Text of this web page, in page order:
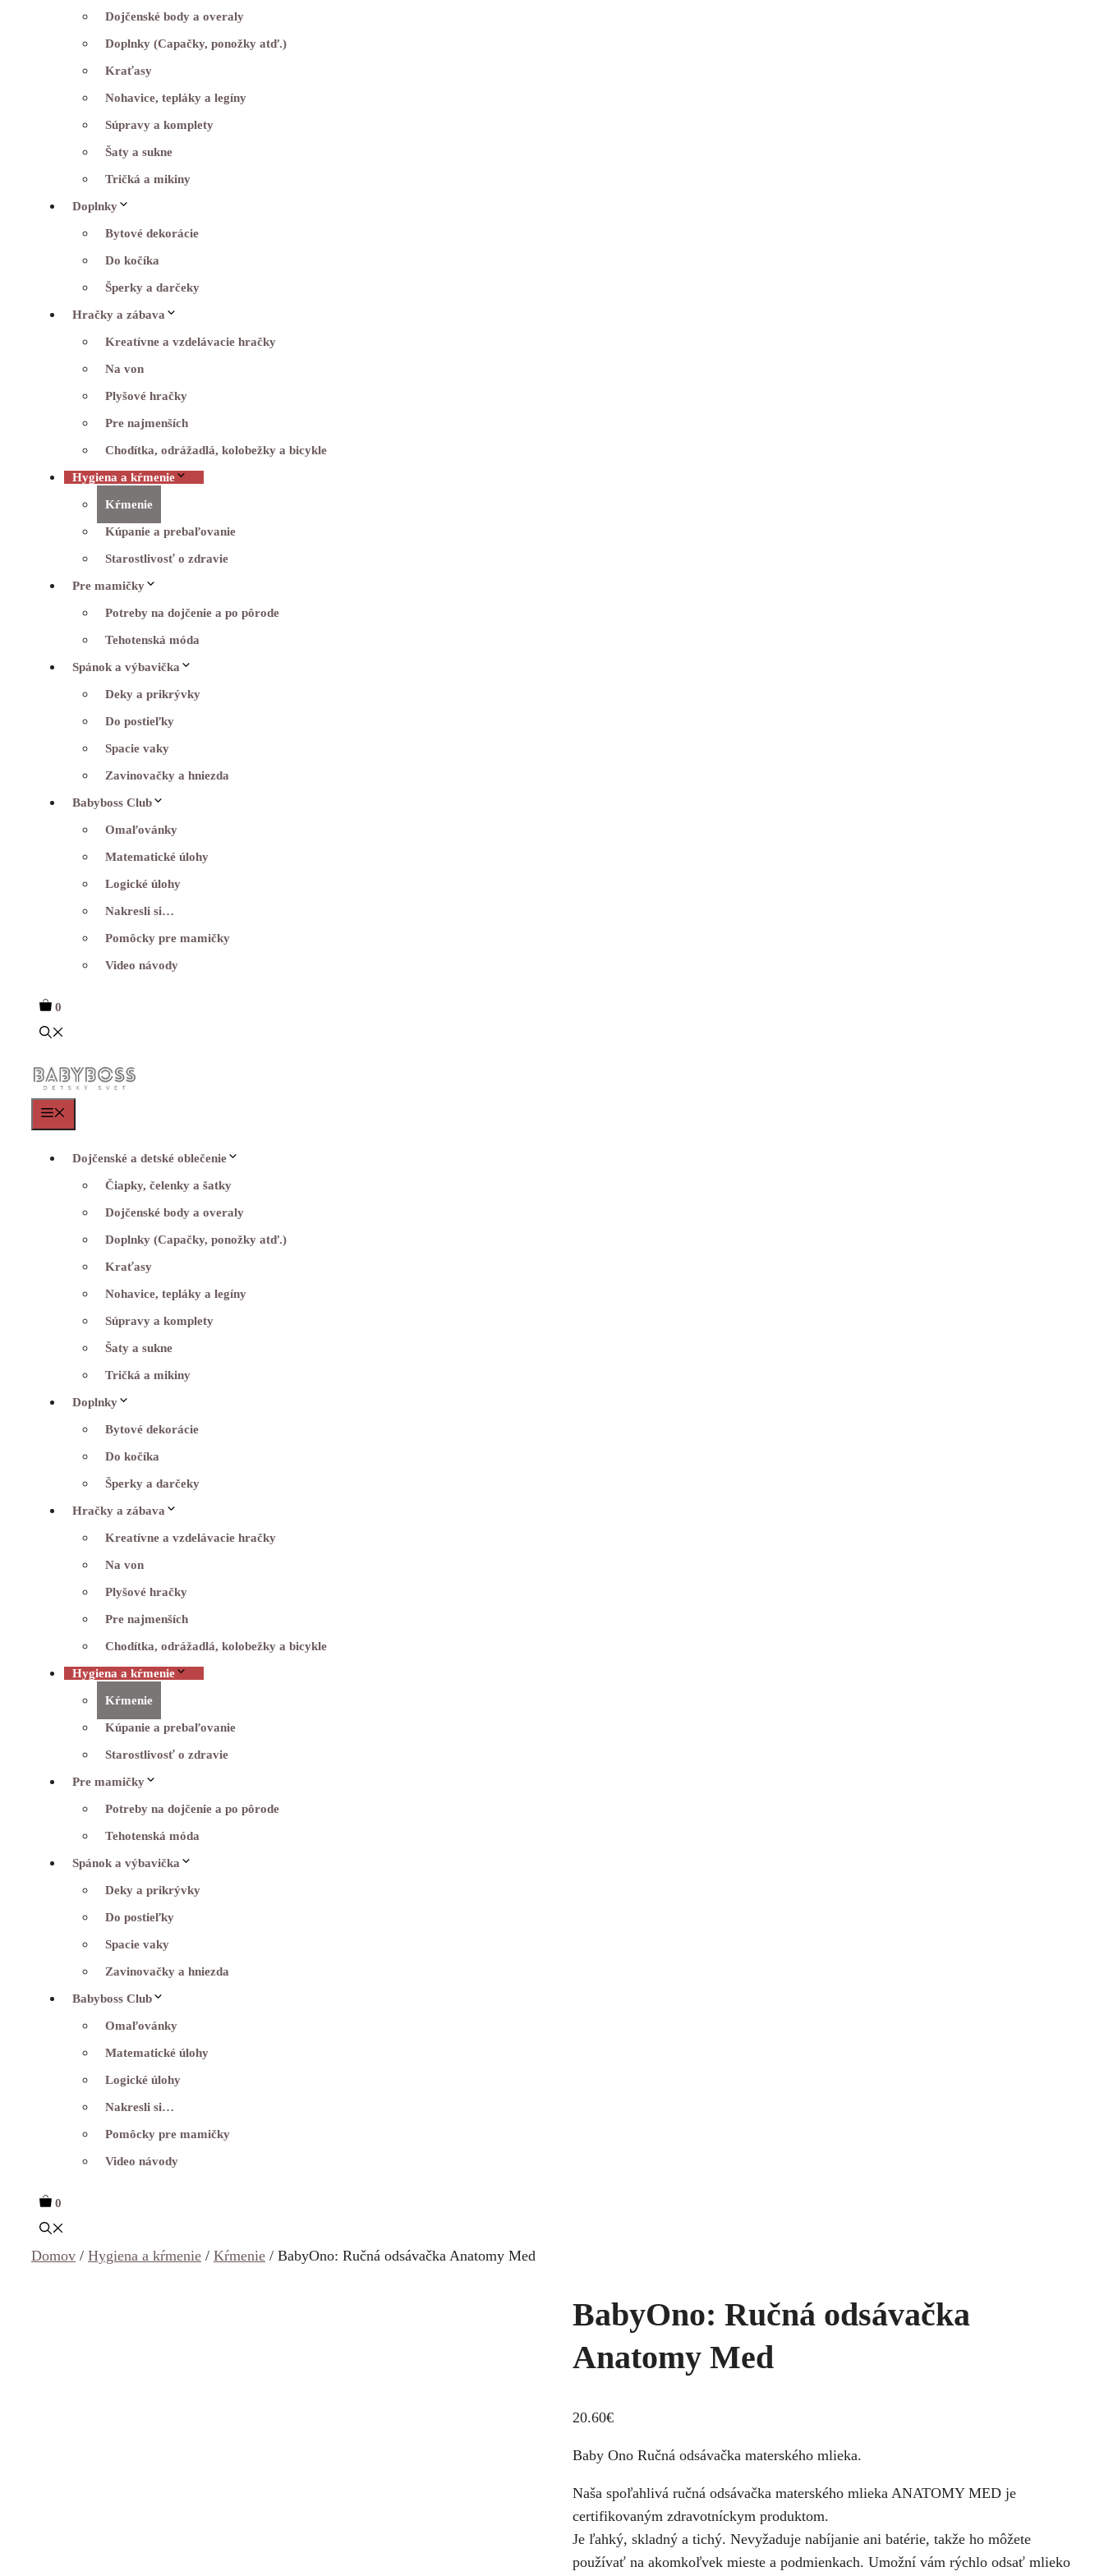
Dojčenské body a overaly
Doplnky (Capačky, ponožky atď.)
Kraťasy
Nohavice, tepláky a legíny
Súpravy a komplety
Šaty a sukne
Tričká a mikiny
Doplnky
Bytové dekorácie
Do kočíka
Šperky a darčeky
Hračky a zábava
Kreatívne a vzdelávacie hračky
Na von
Plyšové hračky
Pre najmenších
Chodítka, odrážadlá, kolobežky a bicykle
Hygiena a kŕmenie
Kŕmenie
Kúpanie a prebaľovanie
Starostlivosť o zdravie
Pre mamičky
Potreby na dojčenie a po pôrode
Tehotenská móda
Spánok a výbavička
Deky a prikrývky
Do postieľky
Spacie vaky
Zavinovačky a hniezda
Babyboss Club
Omaľovánky
Matematické úlohy
Logické úlohy
Nakresli si…
Pomôcky pre mamičky
Video návody
0
Dojčenské a detské oblečenie
Čiapky, čelenky a šatky
Dojčenské body a overaly
Doplnky (Capačky, ponožky atď.)
Kraťasy
Nohavice, tepláky a legíny
Súpravy a komplety
Šaty a sukne
Tričká a mikiny
Doplnky
Bytové dekorácie
Do kočíka
Šperky a darčeky
Hračky a zábava
Kreatívne a vzdelávacie hračky
Na von
Plyšové hračky
Pre najmenších
Chodítka, odrážadlá, kolobežky a bicykle
Hygiena a kŕmenie
Kŕmenie
Kúpanie a prebaľovanie
Starostlivosť o zdravie
Pre mamičky
Potreby na dojčenie a po pôrode
Tehotenská móda
Spánok a výbavička
Deky a prikrývky
Do postieľky
Spacie vaky
Zavinovačky a hniezda
Babyboss Club
Omaľovánky
Matematické úlohy
Logické úlohy
Nakresli si…
Pomôcky pre mamičky
Video návody
0
Domov / Hygiena a kŕmenie / Kŕmenie / BabyOno: Ručná odsávačka Anatomy Med
BabyOno: Ručná odsávačka
Anatomy Med
20.60€
Baby Ono Ručná odsávačka materského mlieka.
Naša spoľahlivá ručná odsávačka materského mlieka ANATOMY MED je
certifikovaným zdravotníckym produktom.
Je ľahký, skladný a tichý. Nevyžaduje nabíjanie ani batérie, takže ho môžete
používať na akomkoľvek mieste a podmienkach. Umožní vám rýchlo odsať mlieko